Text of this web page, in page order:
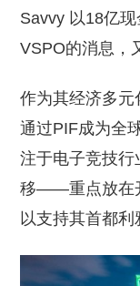
Savvy 以18亿
VSPO的消息，
作为其经济多元
通过PIF成为全
注于电子竞技
移——重点放在
以支持其首都利